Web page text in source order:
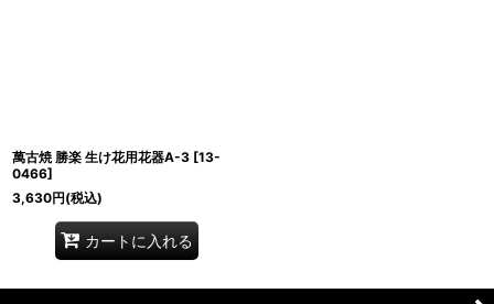
萬古焼 勝楽 生け花用花器A-3 [13-
0466]
3,630円(税込)
カートに入れる